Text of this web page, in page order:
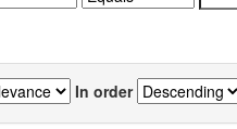
In order